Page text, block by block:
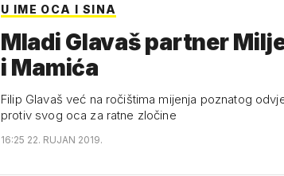
U IME OCA I SINA
Mladi Glavaš partner
i Mamića
Filip Glavaš već na ročištima mijenja poznatog
protiv svog oca za ratne zločine
16:25 22. RUJAN 2019.